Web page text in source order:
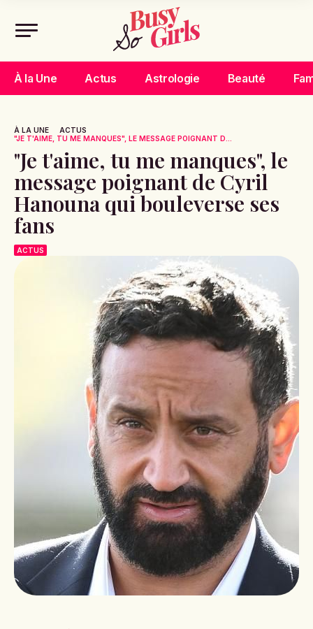
À la Une Actus Astrologie Beauté
À LA UNE
ACTUS
"JE T'AIME, TU ME MANQUES", LE MESSAGE POIGNANT D...
"Je t'aime, tu me manques", le
message poignant de Cyril
Hanouna qui bouleverse ses
fans
ACTUS